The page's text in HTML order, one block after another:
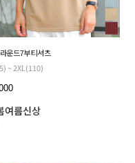
운드 7부 티셔츠
~ 2XL(110)